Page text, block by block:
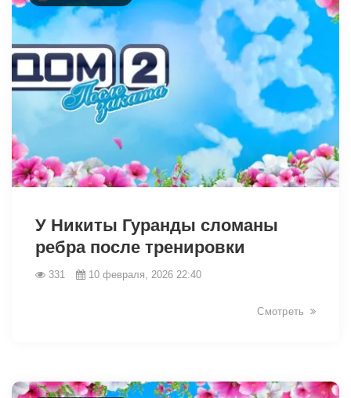
У Никиты Гуранды сломаны
ребра после тренировки
331 10 февраля, 2026 22:40
Смотреть